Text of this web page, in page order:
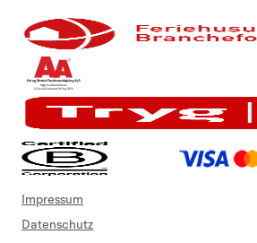
Impressum
Datenschutz